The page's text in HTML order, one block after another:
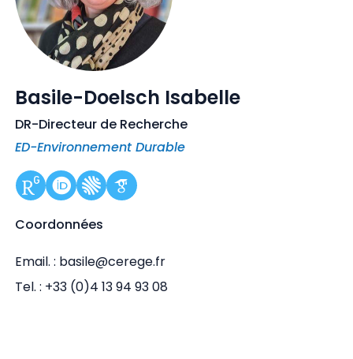
Basile-Doelsch Isabelle
DR-Directeur de Recherche
ED-Environnement Durable
Coordonnées
Email. : basile@cerege.fr
Tel. : +33 (0)4 13 94 93 08